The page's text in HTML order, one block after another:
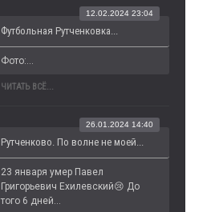
Футбольная Рутченковка...
12.02.2024 23:04
Фото:...
ЧИТАТЬ ВСЁ...
Рутченково. По волне не моей...
26.01.2024 14:40
23 января умер Павел
Григорьевич Ехилевский😢 До
того 6 дней...